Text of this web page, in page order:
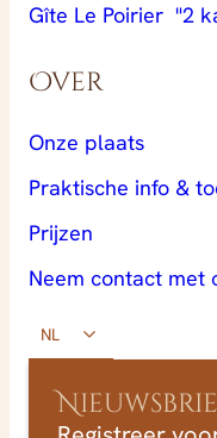
Gîte Le Poirier "2
Over
Onze plaats
Praktische info &
Prijzen
Neem contact met
NL